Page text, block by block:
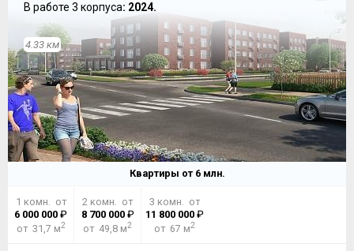
В работе 3 корпуса: 2024.
4.33 км
Квартиры от 6млн.
1 комн. от
6 000 000 ₽
от 31,7 м2
2 комн. от
8 700 000₽
от 49,8 м2
3 комн. от
11 800 000₽
от 67 м2